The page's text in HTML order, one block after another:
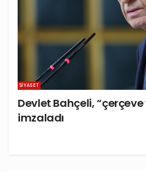
SIYASET
Devlet Bahçeli,
imzaladı